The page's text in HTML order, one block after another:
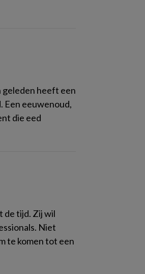
geleden heeft een
Een eeuwenoud,
die eed
de tijd. Zij wil
Niet
te komen tot een